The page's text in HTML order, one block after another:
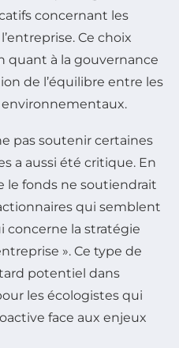
concernant les
Ce choix
quant à la gouvernance
de l’équilibre entre les
pas soutenir certaines
a aussi été critique. En
le fonds ne soutiendrait
qui semblent
concerne la stratégie
». Ce type de
potentiel dans
les écologistes qui
face aux enjeux